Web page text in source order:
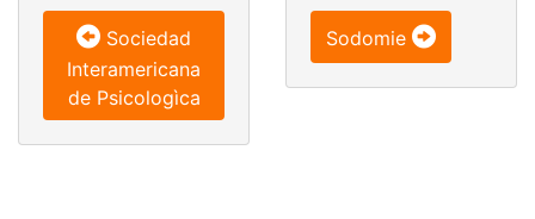
Sociedad
Interamericana
de Psicologìca
Sodomie